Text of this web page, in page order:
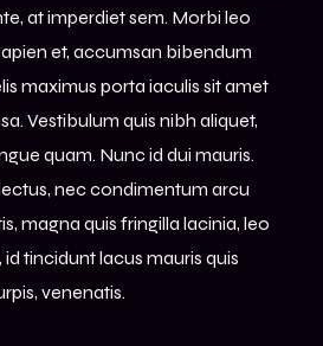
at imperdiet sem. Morbi leo
et, accumsan bibendum
maximus porta iaculis sit amet
Vestibulum quis nibh aliquet,
quam. Nunc id dui mauris.
nec condimentum arcu
magna quis fringilla lacinia, leo
tincidunt lacus mauris quis
venenatis.